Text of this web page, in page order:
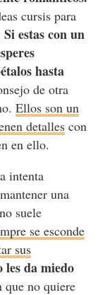
cursis para
Si estas con un
hasta
de otra
Ellos son un
detallescon
en ello.
intenta
una
suele
se esconde
sus
les da miedo
no quiere